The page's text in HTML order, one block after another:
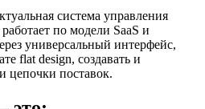
система управления
по модели SaaS и
универсальный интерфейс,
flat design, создавать и
цепочки поставок.